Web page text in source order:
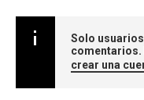
Solo
comentarios.
crear una